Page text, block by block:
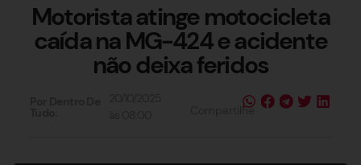
Motorista atinge motocicleta
caída na MG-424 e acidente
não deixa feridos
Compartilhe